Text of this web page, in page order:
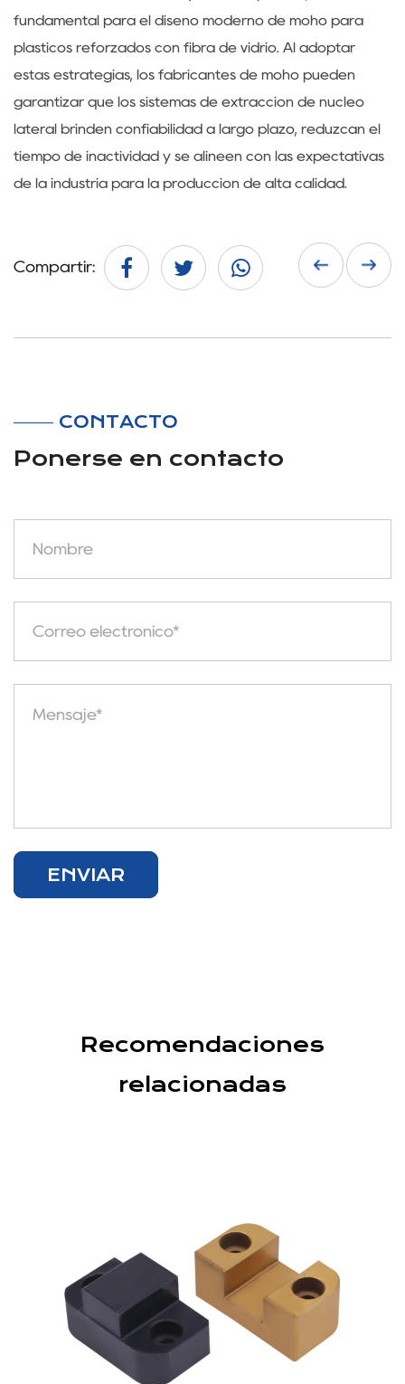
fundamental para el diseño moderno de moho para
plásticos reforzados con fibra de vidrio. Al adoptar
estas estrategias, los fabricantes de moho pueden
garantizar que los sistemas de extracción de núcleo
lateral brinden confiabilidad a largo plazo, reduzcan el
tiempo de inactividad y se alineen con las expectativas
de la industria para la producción de alta calidad.
Compartir:
CONTACTO
Ponerse en contacto
Recomendaciones
relacionadas